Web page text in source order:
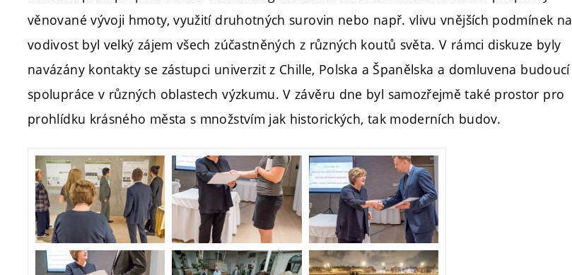
věnované vývoji hmoty, využití druhotných surovin nebo např. vlivu vnějších podmínek na
vodivost byl velký zájem všech zúčastněných z různých koutů světa. V rámci diskuze byly
navázány kontakty se zástupci univerzit z Chille, Polska a Španělska a domluvena budoucí
spolupráce v různých oblastech výzkumu. V závěru dne byl samozřejmě také prostor pro
prohlídku krásného města s množstvím jak historických, tak moderních budov.